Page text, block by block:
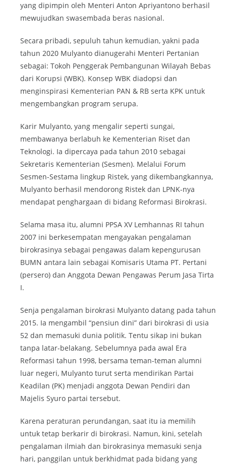
yang dipimpin oleh Menteri Anton Apriyantono berhasil
mewujudkan swasembada beras nasional.
Secara pribadi, sepuluh tahun kemudian, yakni pada
tahun 2020 Mulyanto dianugerahi Menteri Pertanian
sebagai: Tokoh Penggerak Pembangunan Wilayah Bebas
dari Korupsi (WBK). Konsep WBK diadopsi dan
menginspirasi Kementerian PAN & RB serta KPK untuk
mengembangkan program serupa.
Karir Mulyanto, yang mengalir seperti sungai,
membawanya berlabuh ke Kementerian Riset dan
Teknologi. Ia dipercaya pada tahun 2010 sebagai
Sekretaris Kementerian (Sesmen). Melalui Forum
Sesmen-Sestama lingkup Ristek, yang dikembangkannya,
Mulyanto berhasil mendorong Ristek dan LPNK-nya
mendapat penghargaan di bidang Reformasi Birokrasi.
Selama masa itu, alumni PPSA XV Lemhannas RI tahun
2007 ini berkesempatan mengayakan pengalaman
birokrasinya sebagai pengawas dalam kepengurusan
BUMN antara lain sebagai Komisaris Utama PT. Pertani
(persero) dan Anggota Dewan Pengawas Perum Jasa Tirta
I.
Senja pengalaman birokrasi Mulyanto datang pada tahun
2015. Ia mengambil “pensiun dini” dari birokrasi di usia
52 dan memasuki dunia politik. Tentu sikap ini bukan
tanpa latar-belakang. Sebelumnya pada awal Era
Reformasi tahun 1998, bersama teman-teman alumni
luar negeri, Mulyanto turut serta mendirikan Partai
Keadilan (PK) menjadi anggota Dewan Pendiri dan
Majelis Syuro partai tersebut.
Karena peraturan perundangan, saat itu ia memilih
untuk tetap berkarir di birokrasi. Namun, kini, setelah
pengalaman ilmiah dan birokrasinya memasuki senja
hari, panggilan untuk berkhidmat pada bidang yang